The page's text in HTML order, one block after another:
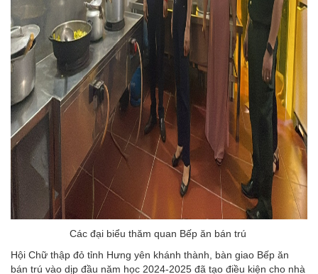
Các đại biểu thăm quan Bếp ăn bán trú
Hội Chữ thập đỏ tỉnh Hưng yên khánh thành, bàn giao Bếp ăn
bán trú vào dịp đầu năm học 2024-2025 đã tạo điều kiện cho nhà